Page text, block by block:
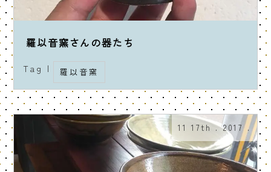
羅以音窯さんの器たち
Tag | 羅以音窯
11 17th . 2017 .